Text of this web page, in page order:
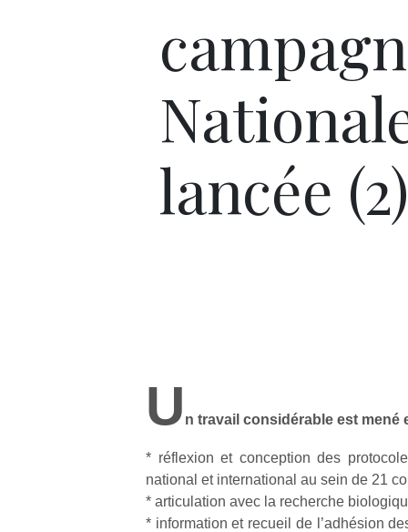
lancée (2)
U n travail considérable est mené
* réflexion et conception des
national et international au sein de 21
* articulation avec la recherche
* information et recueil de l’adhésion